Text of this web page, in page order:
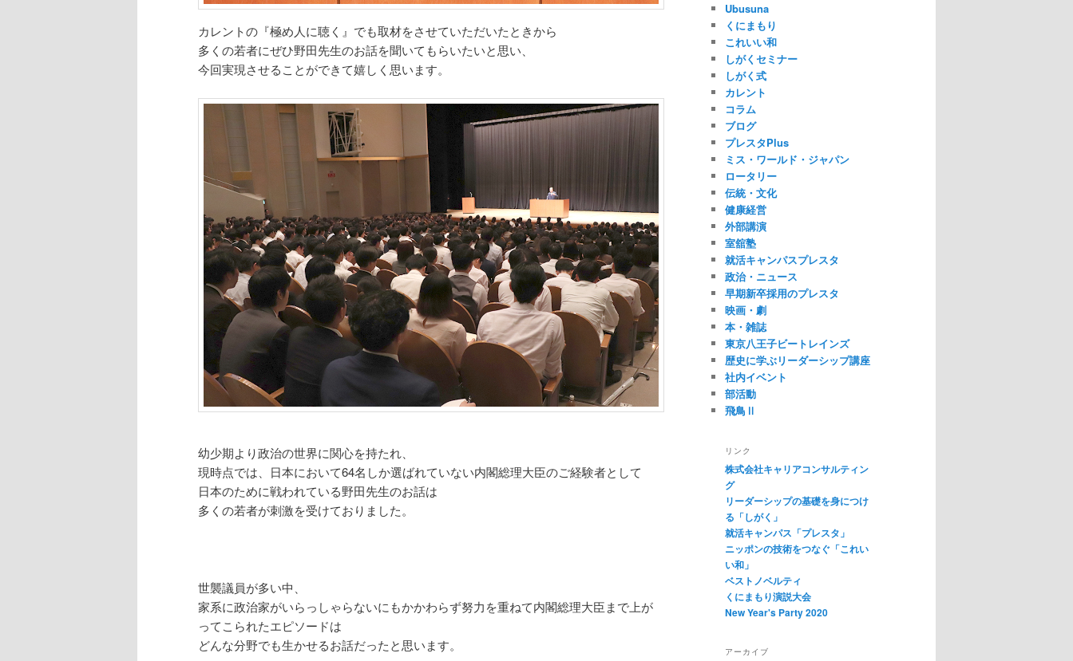
カレントの『極め人に聴く』でも取材をさせていただいたときから
多くの若者にぜひ野田先生のお話を聞いてもらいたいと思い、
今回実現させることができて嬉しく思います。
幼少期より政治の世界に関心を持たれ、
現時点では、日本において64名しか選ばれていない内閣総理大臣のご経験者として
日本のために戦われている野田先生のお話は
多くの若者が刺激を受けておりました。
世襲議員が多い中、
家系に政治家がいらっしゃらないにもかかわらず努力を重ねて内閣総理大臣まで上が
ってこられたエピソードは
どんな分野でも生かせるお話だったと思います。
Ubusuna
くにまもり
これいい和
しがくセミナー
しがく式
カレント
コラム
ブログ
プレスタPlus
ミス・ワールド・ジャパン
ロータリー
伝統・文化
健康経営
外部講演
室舘塾
就活キャンパスプレスタ
政治・ニュース
早期新卒採用のプレスタ
映画・劇
本・雑誌
東京八王子ビートレインズ
歴史に学ぶリーダーシップ講座
社内イベント
部活動
飛鳥Ⅱ
リンク
株式会社キャリアコンサルティン
グ
リーダーシップの基礎を身につけ
る「しがく」
就活キャンパス「プレスタ」
ニッポンの技術をつなぐ「これい
い和」
ベストノベルティ
くにまもり演説大会
New Year's Party 2020
アーカイブ